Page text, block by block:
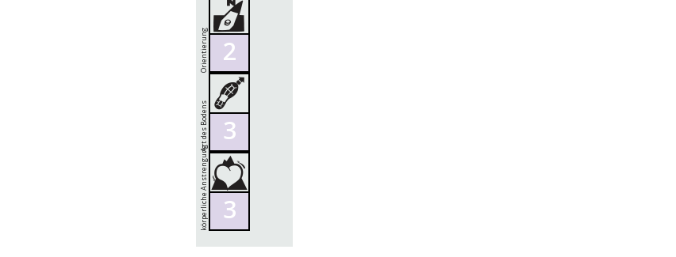
Orientierung 2
Art des Bodens 3
körperliche Anstrengung 3